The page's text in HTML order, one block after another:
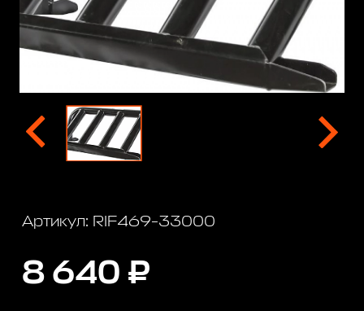
Артикул: RIF469-33000
8 640 ₽